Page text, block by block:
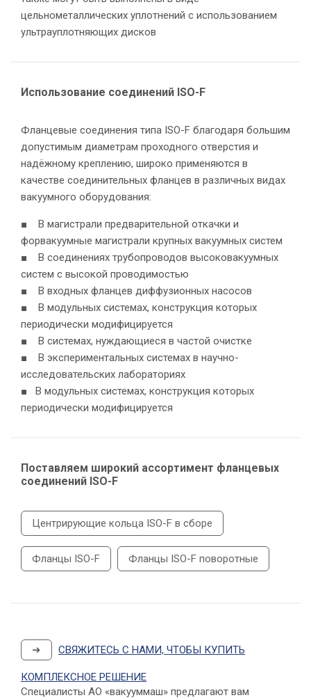
цельнометаллических уплотнений с использованием
ультрауплотняющих дисков
Использование соединений ISO-F
Фланцевые соединения типа ISO-F благодаря большим
допустимым диаметрам проходного отверстия и
надёжному креплению, широко применяются в
качестве соединительных фланцев в различных видах
вакуумного оборудования:
■ В магистрали предварительной откачки и
форвакуумные магистрали крупных вакуумных систем
■ В соединениях трубопроводов высоковакуумных
систем с высокой проводимостью
■ В входных фланцев диффузионных насосов
■ В модульных системах, конструкция которых
периодически модифицируется
■ В системах, нуждающиеся в частой очистке
■ В экспериментальных системах в научно-
исследовательских лабораториях
■ В модульных системах, конструкция которых
периодически модифицируется
Поставляем широкий ассортимент фланцевых
соединений ISO-F
Центрирующие кольца ISO-F в сборе
Фланцы ISO-F Фланцы ISO-F поворотные
➜ СВЯЖИТЕСЬ С НАМИ, ЧТОБЫ КУПИТЬ
КОМПЛЕКСНОЕ РЕШЕНИЕ
Специалисты АО «вакууммаш» предлагают вам